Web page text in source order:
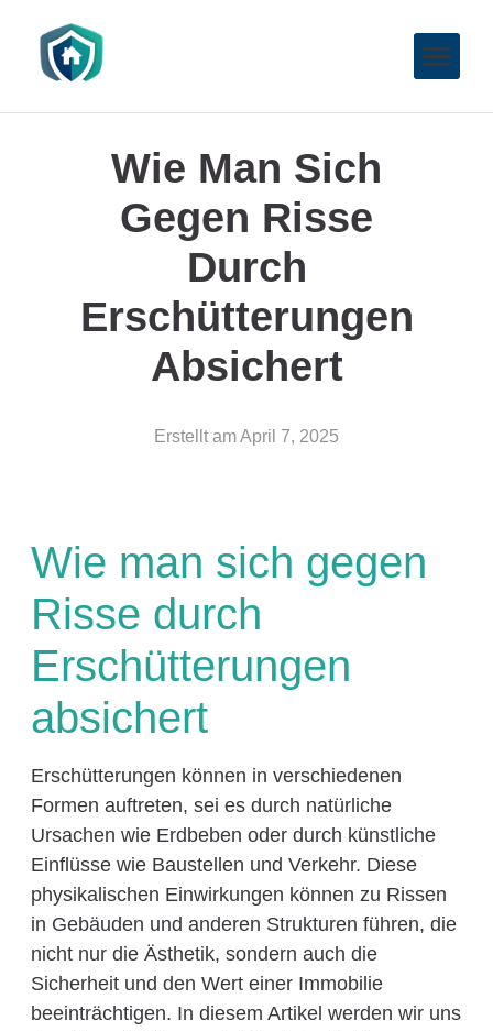
Wie Man Sich
Gegen Risse
Durch
Erschütterungen
Absichert
Erstellt amApril 7, 2025
Wie man sich gegen
Risse durch
Erschütterungen
absichert
Erschütterungen können in verschiedenen
Formen auftreten, sei es durch natürliche
Ursachen wie Erdbeben oder durch künstliche
Einflüsse wie Baustellen und Verkehr. Diese
physikalischen Einwirkungen können zu Rissen
in Gebäuden und anderen Strukturen führen, die
nicht nur die Ästhetik, sondern auch die
Sicherheit und den Wert einer Immobilie
beeinträchtigen. In diesem Artikel werden wir uns